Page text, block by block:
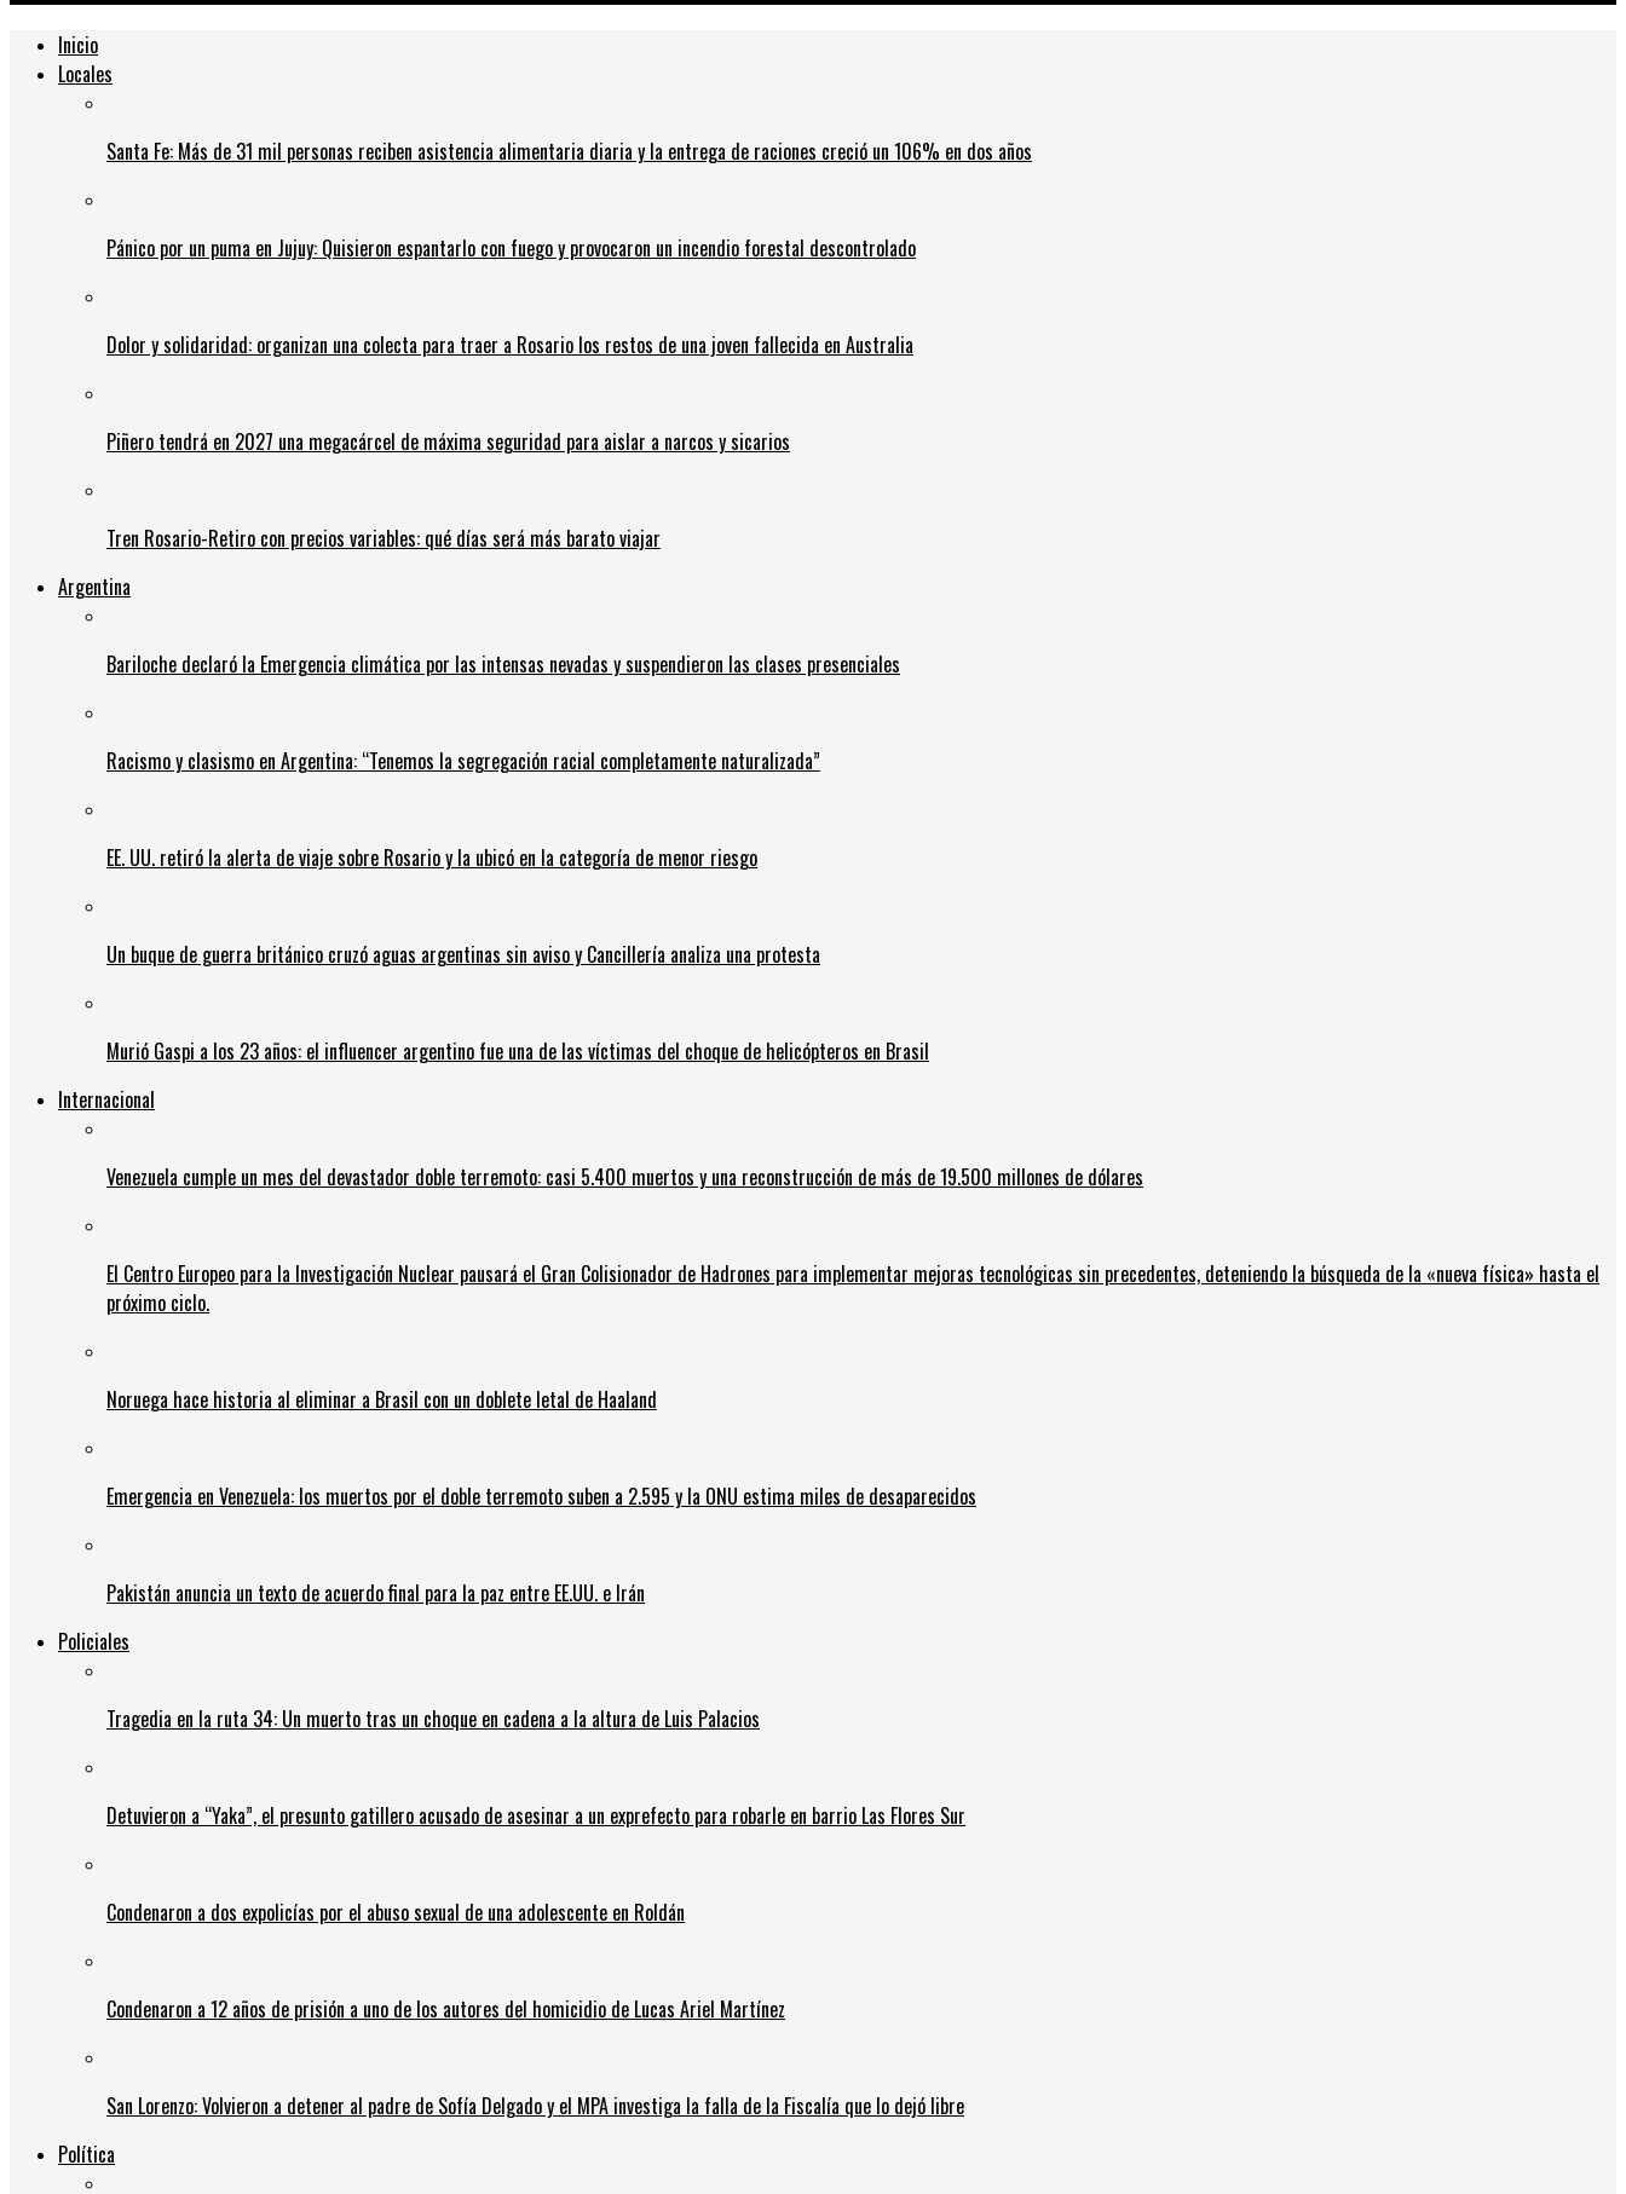
Inicio
Locales
Santa Fe: Más de 31 mil personas reciben asistencia alimentaria diaria y la entrega de raciones creció un 106% en dos años
Pánico por un puma en Jujuy: Quisieron espantarlo con fuego y provocaron un incendio forestal descontrolado
Dolor y solidaridad: organizan una colecta para traer a Rosario los restos de una joven fallecida en Australia
Piñero tendrá en 2027 una megacárcel de máxima seguridad para aislar a narcos y sicarios
Tren Rosario-Retiro con precios variables: qué días será más barato viajar
Argentina
Bariloche declaró la Emergencia climática por las intensas nevadas y suspendieron las clases presenciales
Racismo y clasismo en Argentina: “Tenemos la segregación racial completamente naturalizada”
EE. UU. retiró la alerta de viaje sobre Rosario y la ubicó en la categoría de menor riesgo
Un buque de guerra británico cruzó aguas argentinas sin aviso y Cancillería analiza una protesta
Murió Gaspi a los 23 años: el influencer argentino fue una de las víctimas del choque de helicópteros en Brasil
Internacional
Venezuela cumple un mes del devastador doble terremoto: casi 5.400 muertos y una reconstrucción de más de 19.500 millones de dólares
El Centro Europeo para la Investigación Nuclear pausará el Gran Colisionador de Hadrones para implementar mejoras tecnológicas sin precedentes, deteniendo la búsqueda de la «nueva física» hasta el
próximo ciclo.
Noruega hace historia al eliminar a Brasil con un doblete letal de Haaland
Emergencia en Venezuela: los muertos por el doble terremoto suben a 2.595 y la ONU estima miles de desaparecidos
Pakistán anuncia un texto de acuerdo final para la paz entre EE.UU. e Irán
Policiales
Tragedia en la ruta 34: Un muerto tras un choque en cadena a la altura de Luis Palacios
Detuvieron a “Yaka”, el presunto gatillero acusado de asesinar a un exprefecto para robarle en barrio Las Flores Sur
Condenaron a dos expolicías por el abuso sexual de una adolescente en Roldán
Condenaron a 12 años de prisión a uno de los autores del homicidio de Lucas Ariel Martínez
San Lorenzo: Volvieron a detener al padre de Sofía Delgado y el MPA investiga la falla de la Fiscalía que lo dejó libre
Política